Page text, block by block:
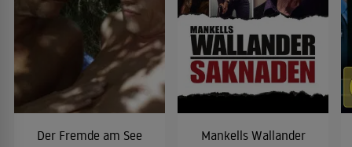
Der Fremde am See Mankells Wallander